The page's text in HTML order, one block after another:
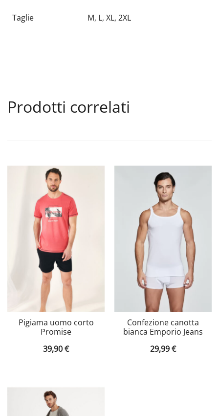
Taglie M, L, XL, 2XL
Prodotti correlati
Pigiama uomo corto
Promise
39,90€
Confezione canotta
bianca Emporio Jeans
29,99€